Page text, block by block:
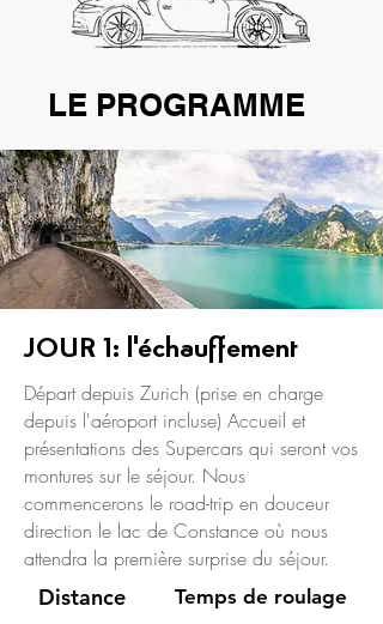
LE PROGRAMME
JOUR 1: l'échauffement
Départ depuis Zurich (prise en charge
depuis l'aéroport incluse) Accueil et
présentations des Supercars qui seront vos
montures sur le séjour. Nous
commencerons le road-trip en douceur
direction le lac de Constance où nous
attendra la première surprise du séjour.
Distance Temps de roulage